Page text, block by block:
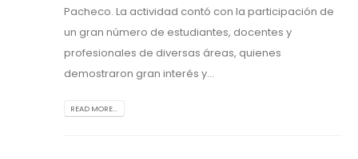
Pacheco. La actividad contó con la participación de
un gran número de estudiantes, docentes y
profesionales de diversas áreas, quienes
demostraron gran interés y...
READ MORE...